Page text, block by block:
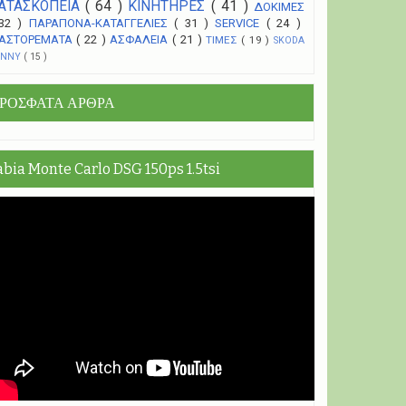
( 64 ) ΚΙΝΗΤΗΡΕΣ ( 41 ) ΔΟΚΙΜΕΣ
) ΠΑΡΑΠΟΝΑ-ΚΑΤΑΓΓΕΛΙΕΣ( 31 )SERVICE ( 24 )
( 22 )ΑΣΦΑΛΕΙΑ( 21 )ΤΙΜΕΣ ( 19 )SKODA
( 15 )
ΑΡΘΡΑ
Monte Carlo DSG 150ps 1.5tsi